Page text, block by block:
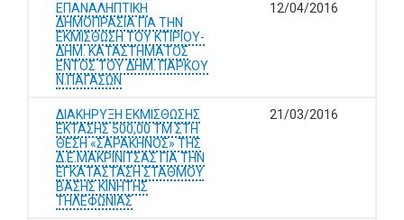
ΕΠΑΝΑΛΗΠΤΙΚΗ
ΔΗΜΟΠΡΑΣΙΑ ΓΙΑ ΤΗΝ
ΕΚΜΙΣΘΩΣΗ ΤΟΥ ΚΤΙΡΙΟΥ-
ΔΗΜ. ΚΑΤΑΣΤΗΜΑΤΟΣ
ΕΝΤΟΣ ΤΟΥ ΔΗΜ. ΠΑΡΚΟΥ
Ν.ΠΑΓΑΣΩΝ
12/04/2016
ΔΙΑΚΗΡΥΞΗ ΕΚΜΙΣΘΩΣΗΣ
ΕΚΤΑΣΗΣ 500,00 ΤΜ ΣΤΗ
ΘΕΣΗ «ΣΑΡΑΚΗΝΟΣ» ΤΗΣ
Δ.Ε.ΜΑΚΡΙΝΙΤΣΑΣ ΓΙΑ ΤΗΝ
ΕΓΚΑΤΑΣΤΑΣΗ ΣΤΑΘΜΟΥ
ΒΑΣΗΣ ΚΙΝΗΤΗΣ
ΤΗΛΕΦΩΝΙΑΣ
21/03/2016